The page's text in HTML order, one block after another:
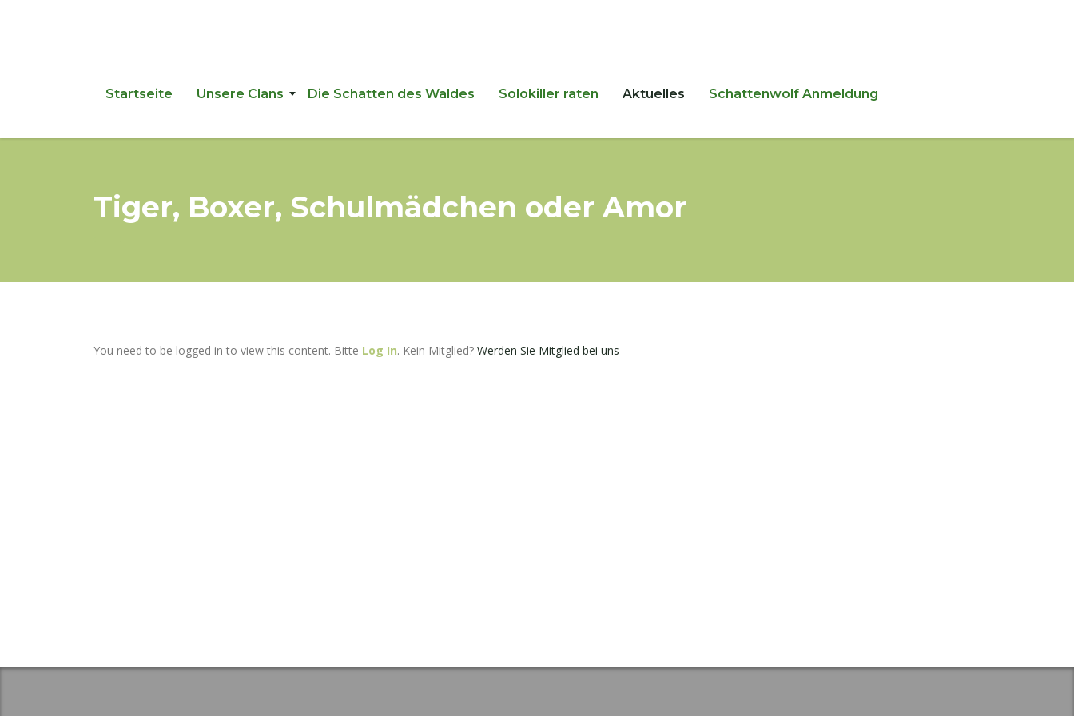
Startseite Unsere Clans Die Schatten des Waldes Solokiller raten Aktuelles Schattenwolf Anmeldung
Tiger, Boxer, Schulmädchen oder Amor
You need to be logged in to view this content. Bitte Log In. Kein Mitglied? Werden Sie Mitglied bei uns